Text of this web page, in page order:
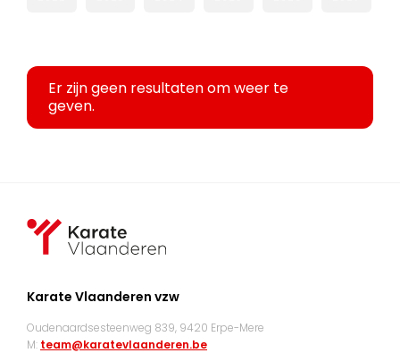
Er zijn geen resultaten om weer te
geven.
Karate Vlaanderen vzw
Oudenaardsesteenweg 839, 9420 Erpe-Mere
M: team@karatevlaanderen.be